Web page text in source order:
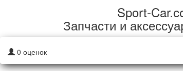
Sport-
Запчасти и
0 оценок